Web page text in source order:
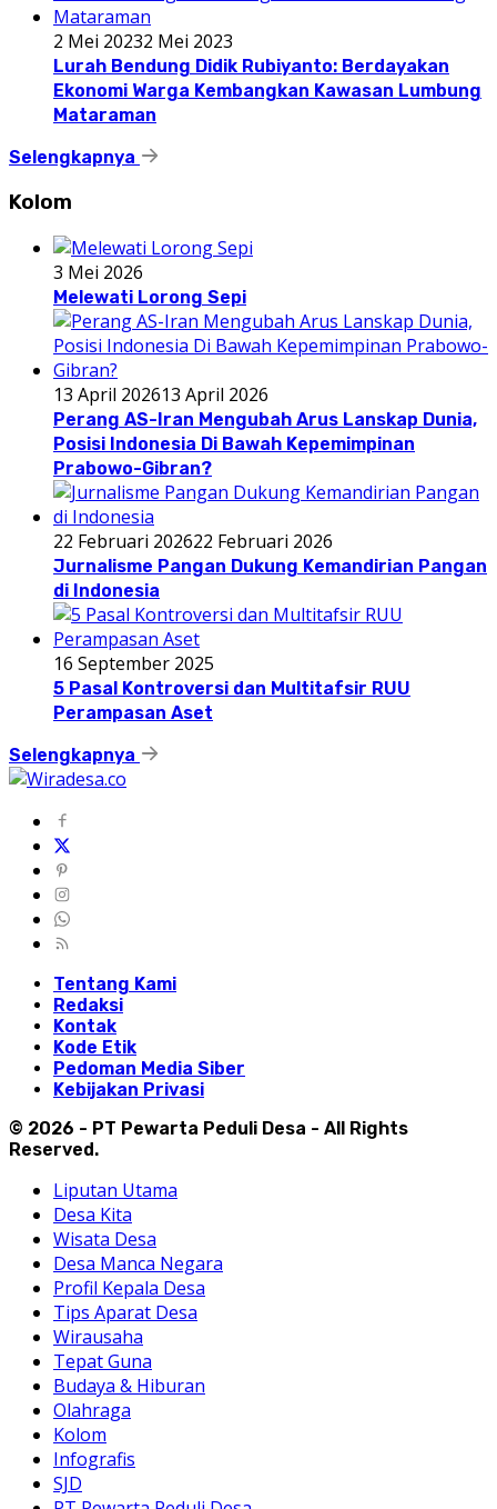
2 Mei 20232 Mei 2023
Lurah Bendung Didik Rubiyanto: Berdayakan
Ekonomi Warga Kembangkan Kawasan Lumbung
Mataraman
Selengkapnya
Kolom
3 Mei 2026
Melewati Lorong Sepi
13 April 202613 April 2026
Perang AS-Iran Mengubah Arus Lanskap Dunia,
Posisi Indonesia Di Bawah Kepemimpinan
Prabowo-Gibran?
22 Februari 202622 Februari 2026
Jurnalisme Pangan Dukung Kemandirian Pangan
di Indonesia
16 September 2025
5 Pasal Kontroversi dan Multitafsir RUU
Perampasan Aset
Selengkapnya
Tentang Kami
Redaksi
Kontak
Kode Etik
Pedoman Media Siber
Kebijakan Privasi
© 2026 - PT Pewarta Peduli Desa - All Rights
Reserved.
Liputan Utama
Desa Kita
Wisata Desa
Desa Manca Negara
Profil Kepala Desa
Tips Aparat Desa
Wirausaha
Tepat Guna
Budaya & Hiburan
Olahraga
Kolom
Infografis
SJD